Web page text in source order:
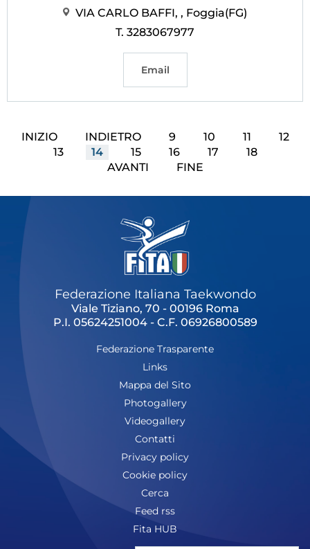
VIA CARLO BAFFI, , Foggia(FG)
T. 3283067977
Email
INIZIO INDIETRO 9 10 11
12
13
14 15 16 17
18
AVANTI
FINE
Federazione Italiana Taekwondo
Viale Tiziano, 70 - 00196 Roma
P.I. 05624251004 - C.F. 06926800589
Federazione Trasparente
Links
Mappa del Sito
Photogallery
Videogallery
Contatti
Privacy policy
Cookie policy
Cerca
Feed rss
Fita HUB